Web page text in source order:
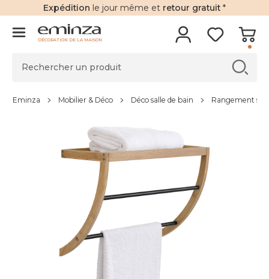
Expédition le jour même et retour gratuit *
DÉCORATION DE LA MAISON
Eminza Mobilier & Déco Déco salle de bain Rangement